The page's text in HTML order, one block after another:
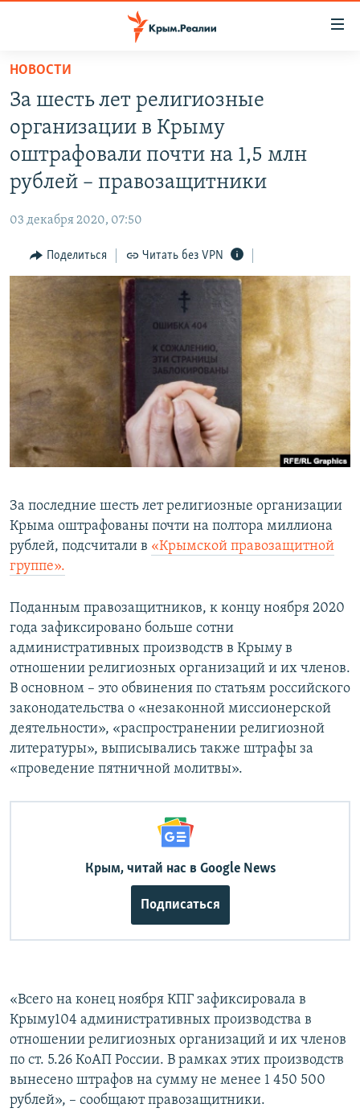
Вернуться
основному
содержанию
Вернутся
главной
Вернутся
поиску
КАРТА ВОЕННЫХ ОБЪЕКТОВ КРЫМА
ВОДА
ИСТОРИЯ
ИНТЕРАКТИВ
ИНФОГРАФИКА
ТЕЛЕПРОЕКТ КРЫМ.РЕАЛИИ
СОВЕТЫ ПРАВОЗАЩИТНИКОВ
ПРОПАВШИЕ БЕЗ ВЕСТИ
ПОБЕДИТЕЛЕЙ НЕ СУДЯТ?
КРЫМ.НЕПОКОРЕННЫЙ
ELIFBE
УКРАИНСКАЯ ПРОБЛЕМА КРЫМА
РАДІО СВОБОДА
КАК ОБОЙТИ БЛОКИРОВКУ
Українською
Qırımtatar
НОВОСТИ
За шесть лет религиозные
организации в Крыму
оштрафовали почти на 1,5 млн
рублей – правозащитники
03 декабря 2020, 07:50
Поделиться Читать без VPN
За последние шесть лет религиозные организации
Крыма оштрафованы почти на полтора миллиона
рублей, подсчитали в «Крымской правозащитной
группе».
Поданным правозащитников, к концу ноября 2020
года зафиксировано больше сотни
административных производств в Крыму в
отношении религиозных организаций и их членов.
В основном – это обвинения по статьям российского
законодательства о «незаконной миссионерской
деятельности», «распространении религиозной
литературы», выписывались также штрафы за
«проведение пятничной молитвы».
Крым, читай нас в Google News
Подписаться
«Всего на конец ноября КПГ зафиксировала в
Крыму104 административных производства в
отношении религиозных организаций и их членов
по ст. 5.26 КоАП России. В рамках этих производств
вынесено штрафов на сумму не менее 1 450 500
рублей», – сообщают правозащитники.